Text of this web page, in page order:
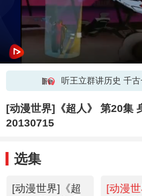
听王立群讲历史 千
[动漫世界]《超人》 第20集
20130715
选集
[动漫世界]《超
[动漫